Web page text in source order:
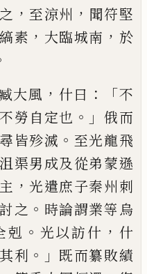
， 至涼州 ， 聞符堅
素 ， 大臨城南 ， 於
大風 ， 什曰 ： 「不
勞自定也 。」俄而
尋皆殄滅 。 至光龍飛
渠男成及從弟蒙遜
， 光遣庶子秦州刺
之 。 時論謂業等烏
剋 。 光以訪什 ， 什
利 。」 既而纂敗績